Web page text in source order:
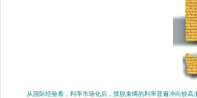
从国际经验看，利率市场化后，摆脱束缚的利率普遍冲向较高